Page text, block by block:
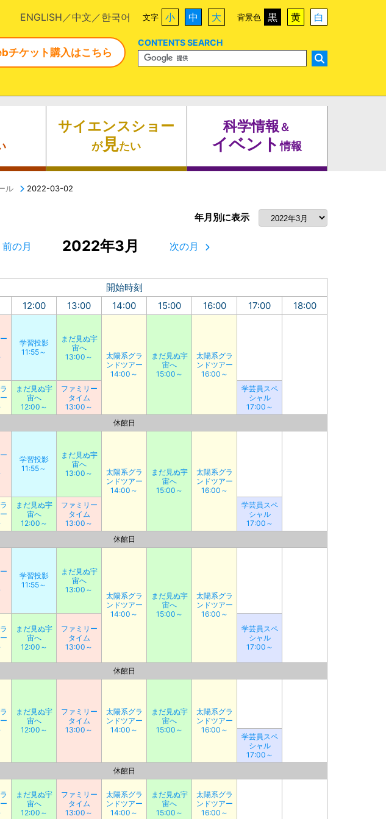
ENGLISH 中文 한국어 文字 小 中 大 背景色 黒 黄 白
チケット購入はこちら
CONTENTS SEARCH
サイエンスショー
が見たい
科学情報＆
イベント情報
ル 2022-03-02
年月別に表示
前の月 2022年3月 次の月
開始時刻
12:00 13:00 14:00 15:00 16:00 17:00 18:00
学習投影
11:55～
まだ見ぬ宇
宙へ
13:00～
太陽系グラ
ンドツアー
14:00～
まだ見ぬ宇
宙へ
15:00～
太陽系グラ
ンドツアー
16:00～
まだ見ぬ宇
宙へ
12:00～
ファミリー
タイム
13:00～
学芸員スペ
シャル
17:00～
休館日
学習投影
11:55～
まだ見ぬ宇
宙へ
13:00～
太陽系グラ
ンドツアー
14:00～
まだ見ぬ宇
宙へ
15:00～
太陽系グラ
ンドツアー
16:00～
まだ見ぬ宇
宙へ
12:00～
ファミリー
タイム
13:00～
学芸員スペ
シャル
17:00～
休館日
学習投影
11:55～
まだ見ぬ宇
宙へ
13:00～
太陽系グラ
ンドツアー
14:00～
まだ見ぬ宇
宙へ
15:00～
太陽系グラ
ンドツアー
16:00～
まだ見ぬ宇
宙へ
12:00～
ファミリー
タイム
13:00～
学芸員スペ
シャル
17:00～
休館日
まだ見ぬ宇
宙へ
12:00～
ファミリー
タイム
13:00～
太陽系グラ
ンドツアー
14:00～
まだ見ぬ宇
宙へ
15:00～
太陽系グラ
ンドツアー
16:00～
学芸員スペ
シャル
17:00～
休館日
まだ見ぬ宇
宙へ
12:00～
ファミリー
タイム
13:00～
太陽系グラ
ンドツアー
14:00～
まだ見ぬ宇
宙へ
15:00～
太陽系グラ
ンドツアー
16:00～